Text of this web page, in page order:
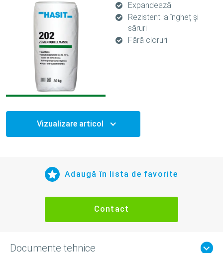
Expandează
Rezistent la îngheț și
săruri
Fără cloruri
Vizualizare articol
Adaugă în lista de favorite
Contact
Documente tehnice